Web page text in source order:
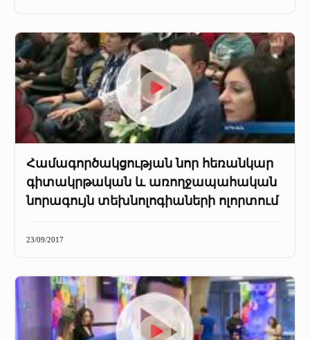
Մամուլը մեր մասին (2025 թ․)
Մամուլը մեր մասին (2023-2024 թթ)
Համագործակցության նոր հեռանկար
գիտակրթական և առողջապահական
նորագույն տեխնոլոգիաների ոլորտում
23/09/2017